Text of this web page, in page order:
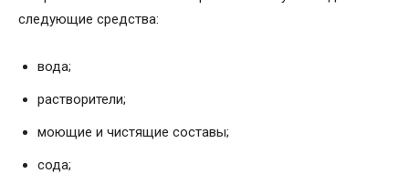
следующие средства:
вода;
растворители;
моющие и чистящие составы;
сода;